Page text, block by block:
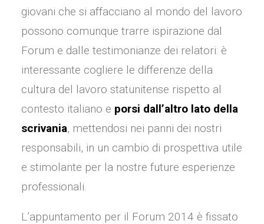
giovani che si affacciano al mondo del lavoro
possono comunque trarre ispirazione dal
Forum e dalle testimonianze dei relatori: è
interessante cogliere le differenze della
cultura del lavoro statunitense rispetto al
contesto italiano e porsi dall’altro lato della
scrivania, mettendosi nei panni dei nostri
responsabili, in un cambio di prospettiva utile
e stimolante per la nostre future esperienze
professionali.
L’appuntamento per il Forum 2014 è fissato